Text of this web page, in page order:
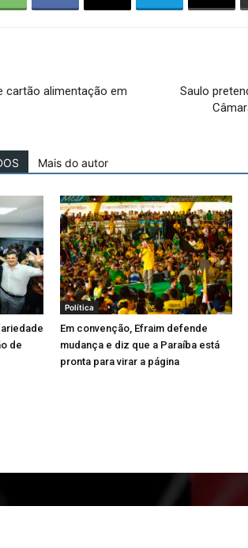
cartão alimentação em
Saulo
Mais do autor
de
Política
Em convenção, Efraim defende
mudança e diz que a Paraíba está
pronta para virar a página